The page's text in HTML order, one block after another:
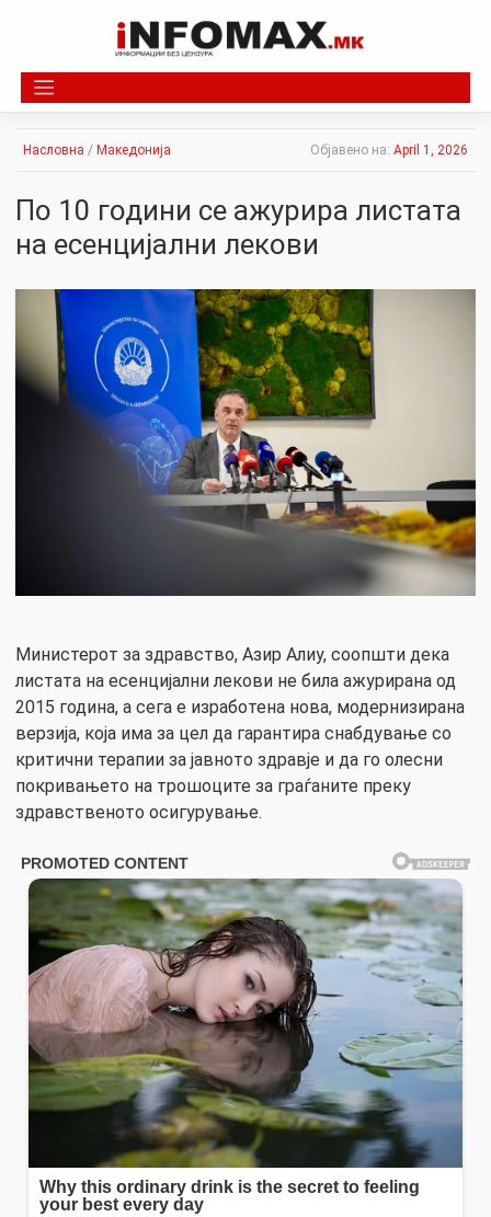
Насловна / Македонија Објавено на: April 1, 2026
По 10 години се ажурира листата
на есенцијални лекови
Министерот за здравство, Азир Алиу, соопшти дека
листата на есенцијални лекови не била ажурирана од
2015 година, а сега е изработена нова, модернизирана
верзија, која има за цел да гарантира снабдување со
критични терапии за јавното здравје и да го олесни
покривањето на трошоците за граѓаните преку
здравственото осигурување.